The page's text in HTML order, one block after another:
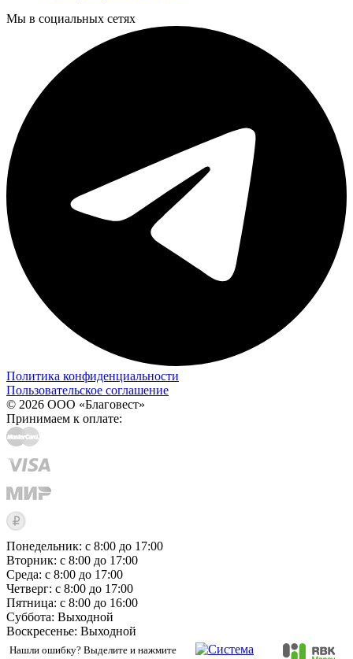
Мы в социальных сетях
Политика конфиденциальности
Пользовательское соглашение
© 2026 ООО «Благовест»
Принимаем к оплате:
Понедельник: с 8:00 до 17:00
Вторник: с 8:00 до 17:00
Среда: с 8:00 до 17:00
Четверг: с 8:00 до 17:00
Пятница: с 8:00 до 16:00
Суббота: Выходной
Воскресенье: Выходной
Нашли ошибку? Выделите и нажмите